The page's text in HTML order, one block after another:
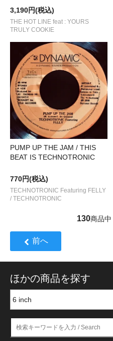
3,190円(税込)
THE HOT LINE feat : YOURS
TRULY COOKIE
PUMP UP THE JAM / THIS
BEAT IS TECHNOTRONIC
770円(税込)
TECHNOTRONIC Featuring FELLY
/ TECHNOTRONIC
130商品中
前へ
ほかの商品を探す